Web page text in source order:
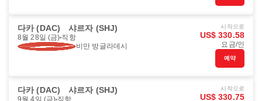
다카 (DAC) 샤르자 (SHJ)
8월 28일 (금) 직항
비만 방글라데시
시작으로
US$ 330.58
요금/인
예약
다카 (DAC) 샤르자 (SHJ)
9월 4일 (금) 직항
시작으로
US$ 330.75